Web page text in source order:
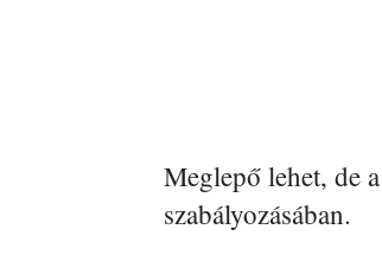
Meglepő lehet, de
szabályozásában.